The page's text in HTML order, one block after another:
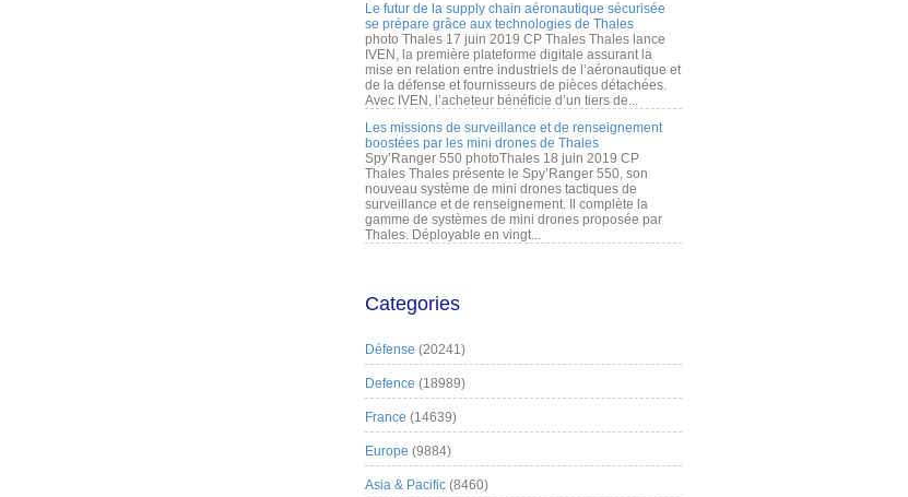
Le futur de la supply chain aéronautique sécurisée
se prépare grâce aux technologies de Thales
photo Thales 17 juin 2019 CP Thales Thales lance
IVEN, la première plateforme digitale assurant la
mise en relation entre industriels de l’aéronautique et
de la défense et fournisseurs de pièces détachées.
Avec IVEN, l’acheteur bénéficie d’un tiers de...
Les missions de surveillance et de renseignement
boostées par les mini drones de Thales
Spy’Ranger 550 photoThales 18 juin 2019 CP
Thales Thales présente le Spy’Ranger 550, son
nouveau système de mini drones tactiques de
surveillance et de renseignement. Il complète la
gamme de systèmes de mini drones proposée par
Thales. Déployable en vingt...
Categories
Défense (20241)
Defence (18989)
France (14639)
Europe (9884)
Asia & Pacific (8460)